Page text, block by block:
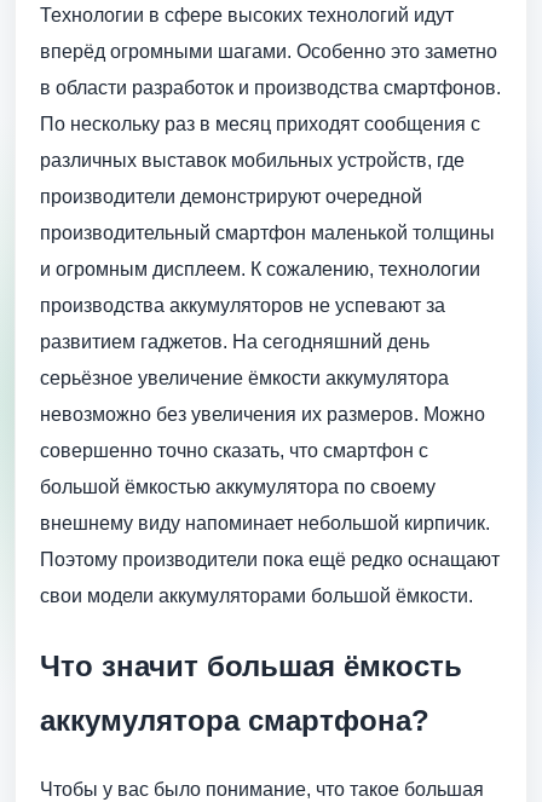
Технологии в сфере высоких технологий идут
вперёд огромными шагами. Особенно это заметно
в области разработок и производства смартфонов.
По нескольку раз в месяц приходят сообщения с
различных выставок мобильных устройств, где
производители демонстрируют очередной
производительный смартфон маленькой толщины
и огромным дисплеем. К сожалению, технологии
производства аккумуляторов не успевают за
развитием гаджетов. На сегодняшний день
серьёзное увеличение ёмкости аккумулятора
невозможно без увеличения их размеров. Можно
совершенно точно сказать, что смартфон с
большой ёмкостью аккумулятора по своему
внешнему виду напоминает небольшой кирпичик.
Поэтому производители пока ещё редко оснащают
свои модели аккумуляторами большой ёмкости.
Что значит большая ёмкость
аккумулятора смартфона?
Чтобы у вас было понимание, что такое большая